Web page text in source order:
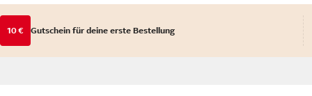
10 € Gutschein für deine erste Bestellung